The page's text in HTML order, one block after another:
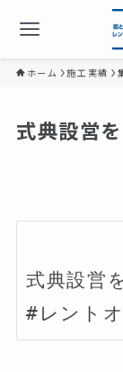
ホーム 施工実績
式典設営
式典設営